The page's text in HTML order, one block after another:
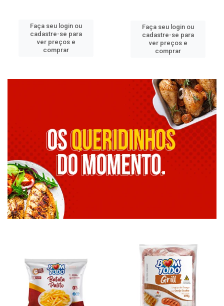
Faça seu login ou
cadastre-se para
ver preços e
comprar
Faça seu login ou
cadastre-se para
ver preços e
comprar